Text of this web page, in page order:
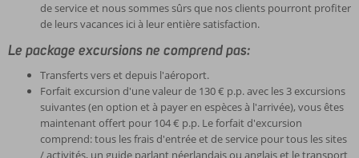
de service et nous sommes sûrs que nos clients pourront profiter
de leurs vacances ici à leur entière satisfaction.
Le package excursions ne comprend pas:
Transferts vers et depuis l'aéroport.
Forfait excursion d'une valeur de 130 € p.p. avec les 3 excursions
suivantes (en option et à payer en espèces à l'arrivée), vous êtes
maintenant offert pour 104 € p.p. Le forfait d'excursion
comprend: tous les frais d'entrée et de service pour tous les sites
/ activités, un guide parlant néerlandais ou anglais et le transport